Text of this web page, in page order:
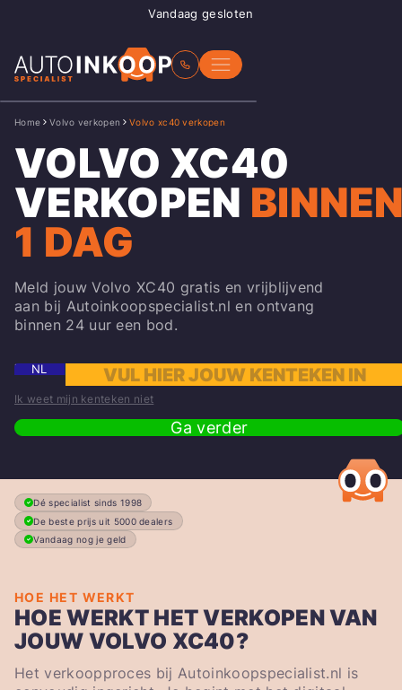
Vandaag gesloten
Home Volvo verkopen Volvo xc40 verkopen
VOLVO XC40
VERKOPEN
1 DAG
Meld jouw Volvo XC40 gratis en vrijblijvend
aan bij Autoinkoopspecialist.nl en ontvang
binnen 24 uur een bod.
NL
Ik weet mijn kenteken niet
Ga verder
Dé specialist sinds 1998
De beste prijs uit 5000 dealers
Vandaag nog je geld
HOE HET WERKT
HOE WERKT HET VERKOPEN VAN
JOUW VOLVO XC40?
Het verkoopproces bij Autoinkoopspecialist.nl is